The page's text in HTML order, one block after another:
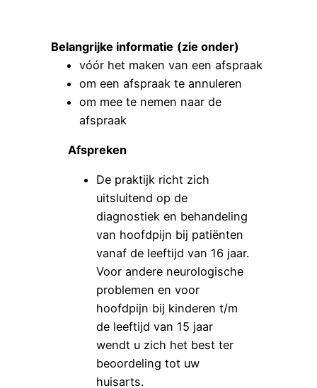
Belangrijke informatie (zie onder)
vóór het maken van een afspraak
om een afspraak te annuleren
om mee te nemen naar de
afspraak
Afspreken
De praktijk richt zich
uitsluitend op de
diagnostiek en behandeling
van hoofdpijn bij patiënten
vanaf de leeftijd van 16 jaar.
Voor andere neurologische
problemen en voor
hoofdpijn bij kinderen t/m
de leeftijd van 15 jaar
wendt u zich het best ter
beoordeling tot uw
huisarts.